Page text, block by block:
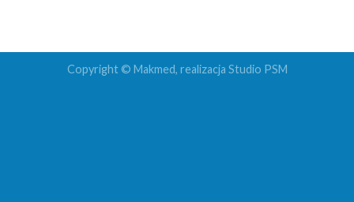
Copyright © Makmed, realizacja Studio PSM